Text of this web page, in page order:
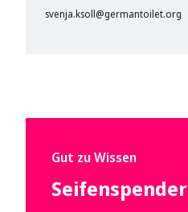
svenja.ksoll@germantoilet.org
Gut zu Wissen
Seifenspender